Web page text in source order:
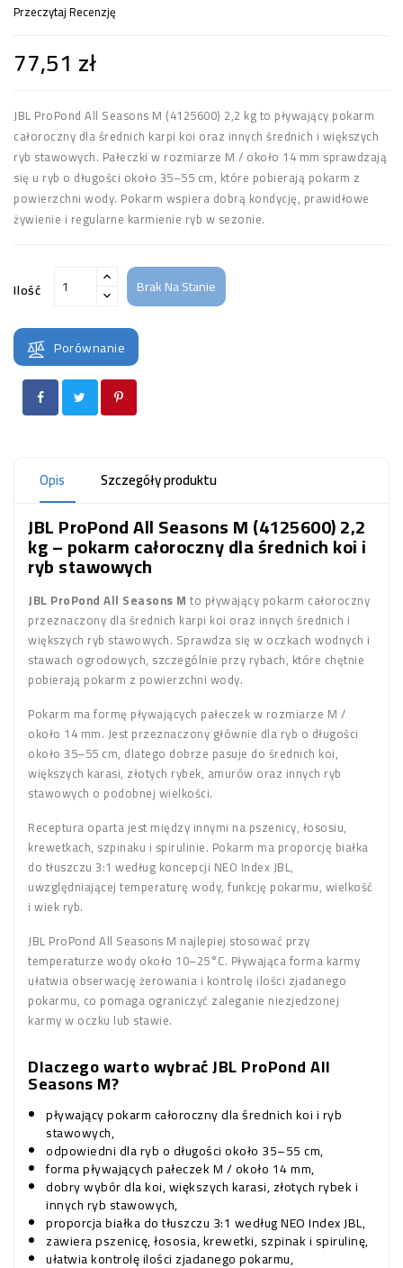
Przeczytaj Recenzję
77,51 zł
JBL ProPond All Seasons M (4125600) 2,2 kg to pływający pokarm
całoroczny dla średnich karpi koi oraz innych średnich i większych
ryb stawowych. Pałeczki w rozmiarze M / około 14 mm sprawdzają
się u ryb o długości około 35–55 cm, które pobierają pokarm z
powierzchni wody. Pokarm wspiera dobrą kondycję, prawidłowe
żywienie i regularne karmienie ryb w sezonie.
Ilość Brak Na Stanie
Porównanie
Opis Szczegóły produktu
JBL ProPond All Seasons M (4125600) 2,2
kg – pokarm całoroczny dla średnich koi i
ryb stawowych
JBL ProPond All Seasons M to pływający pokarm całoroczny
przeznaczony dla średnich karpi koi oraz innych średnich i
większych ryb stawowych. Sprawdza się w oczkach wodnych i
stawach ogrodowych, szczególnie przy rybach, które chętnie
pobierają pokarm z powierzchni wody.
Pokarm ma formę pływających pałeczek w rozmiarze M /
około 14 mm. Jest przeznaczony głównie dla ryb o długości
około 35–55 cm, dlatego dobrze pasuje do średnich koi,
większych karasi, złotych rybek, amurów oraz innych ryb
stawowych o podobnej wielkości.
Receptura oparta jest między innymi na pszenicy, łososiu,
krewetkach, szpinaku i spirulinie. Pokarm ma proporcję białka
do tłuszczu 3:1 według koncepcji NEO Index JBL,
uwzględniającej temperaturę wody, funkcję pokarmu, wielkość
i wiek ryb.
JBL ProPond All Seasons M najlepiej stosować przy
temperaturze wody około 10–25°C. Pływająca forma karmy
ułatwia obserwację żerowania i kontrolę ilości zjadanego
pokarmu, co pomaga ograniczyć zaleganie niezjedzonej
karmy w oczku lub stawie.
Dlaczego warto wybrać JBL ProPond All
Seasons M?
pływający pokarm całoroczny dla średnich koi i ryb
stawowych,
odpowiedni dla ryb o długości około 35–55 cm,
forma pływających pałeczek M / około 14 mm,
dobry wybór dla koi, większych karasi, złotych rybek i
innych ryb stawowych,
proporcja białka do tłuszczu 3:1 według NEO Index JBL,
zawiera pszenicę, łososia, krewetki, szpinak i spirulinę,
ułatwia kontrolę ilości zjadanego pokarmu,